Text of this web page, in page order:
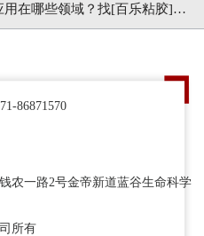
用在哪些领域？找[百乐粘胶]用
86871570
农一路2号金帝新道蓝谷生命科学
所有